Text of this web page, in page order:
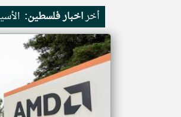
أخراخبار فلسطين:
اخبار فلسطين من مباشر